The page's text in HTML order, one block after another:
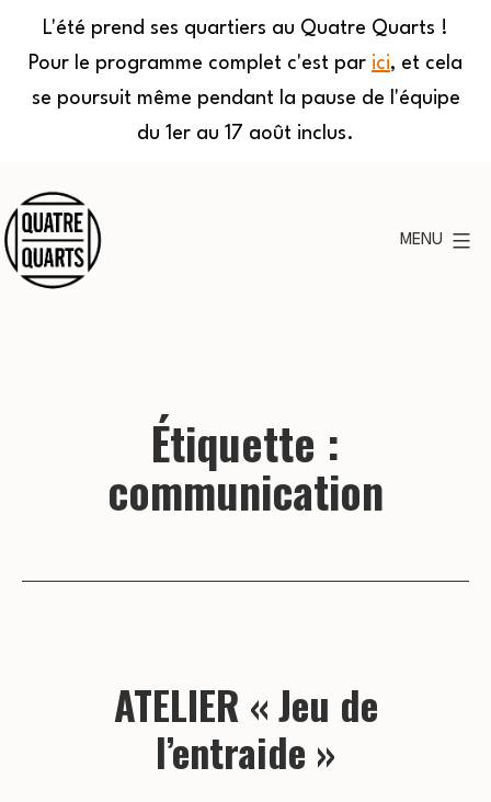
L'été prend ses quartiers au Quatre Quarts !
Pour le programme complet c'est par ici, et cela
se poursuit même pendant la pause de l'équipe
du 1er au 17 août inclus.
au
contenu
MENU
Étiquette :
communication
ATELIER « Jeu de
l’entraide »